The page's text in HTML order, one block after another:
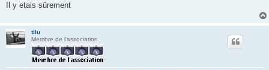
Il y etais sûrement
tilu
Membre de l'association